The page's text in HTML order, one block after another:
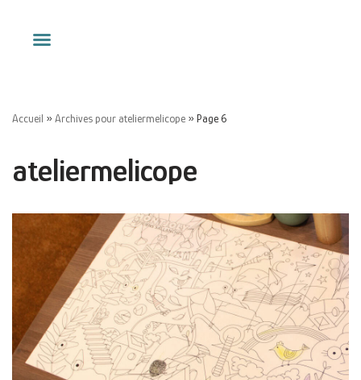
Accueil »Archives pour ateliermelicope » Page 6
ateliermelicope